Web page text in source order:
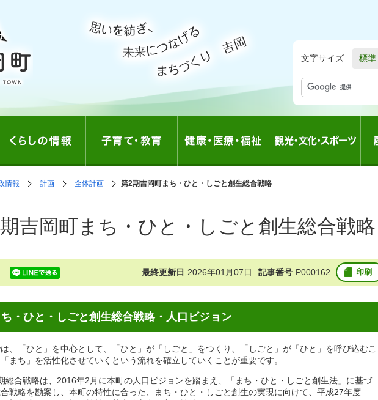
文字サイズ 標準
情報
の
計画
の
全体計画
の
第2期吉岡町まち・ひと・しごと創生総合戦略
吉岡町まち・ひと・しごと創生総合戦略
最終更新日 2026年01月07日 記事番号 P000162 印刷
・ひと・しごと創生総合戦略・人口ビジョン
、「ひと」を中心として、「ひと」が「しごと」をつくり、「しごと」が「ひと」を呼び込むこ
まち」を活性化させていくという流れを確立していくことが重要です。
総合戦略は、2016年2月に本町の人口ビジョンを踏まえ、「まち・ひと・しごと創生法」に基づ
戦略を勘案し、本町の特性に合った、まち・ひと・しごと創生の実現に向けて、平成27年度